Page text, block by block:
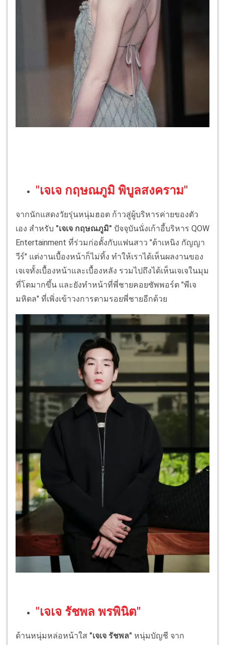
"เจเจ กฤษณภูมิ พิบูลสงคราม"
จากนักแสดงวัยรุ่นหนุ่มฮอต ก้าวสู่ผู้บริหารค่ายของตัว
เอง สำหรับ "เจเจ กฤษณภูมิ" ปัจจุบันนั่งเก้าอี้บริหาร QOW
Entertainment ที่ร่วมก่อตั้งกับแฟนสาว "ต้าเหนิง กัญญา
วีร์" แต่งานเบื้องหน้าก็ไม่ทิ้ง ทำให้เราได้เห็นผลงานของ
เจเจทั้งเบื้องหน้าและเบื้องหลัง รวมไปถึงได้เห็นเจเจในมุม
ที่โตมากขึ้น และยังทำหน้าที่พี่ชายคอยซัพพอร์ต "พีเจ
มหิดล" ที่เพิ่งเข้าวงการตามรอยพี่ชายอีกด้วย
"เจเจ รัชพล พรพินิต"
ด้านหนุ่มหล่อหน้าใส "เจเจ รัชพล" หนุ่มบัญชี จาก